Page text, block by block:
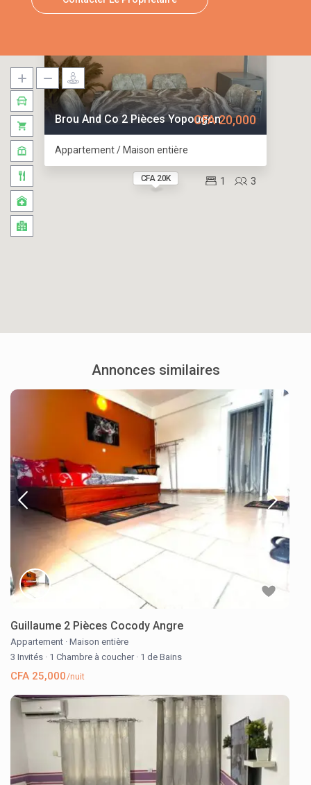
CFA 20K
Brou And Co 2 Pièces Yopougon
Appartement / Maison entière
3
1
CFA 20,000
Annonces similaires
Guillaume 2 Pièces Cocody Angre
Appartement · Maison entière
3 Invités · 1 Chambre à coucher · 1 de Bains
CFA 25,000/nuit